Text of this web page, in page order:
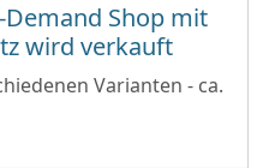
Shop mit
wird verkauft
Varianten - ca.